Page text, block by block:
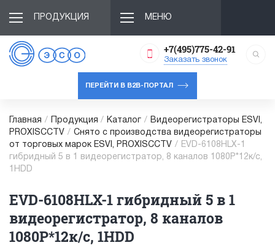
ПРОДУКЦИЯ МЕНЮ
+7(495)775-42-91
Заказать звонок
ПЕРЕЙТИ В B2B-ПОРТАЛ
Главная / Продукция / Каталог /
Видеорегистраторы ESVI,
PROXISCCTV / Снято с производства видеорегистраторы
от торговых марок ESVI, PROXISCCTV /
EVD-6108HLX-1
гибридный 5 в 1 видеорегистратор, 8 каналов 1080P*12к/с,
1HDD
EVD-6108HLX-1 гибридный 5 в 1
видеорегистратор, 8 каналов
1080P*12к/с, 1HDD